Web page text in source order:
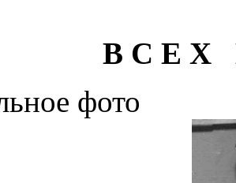
В С Е Х
фото